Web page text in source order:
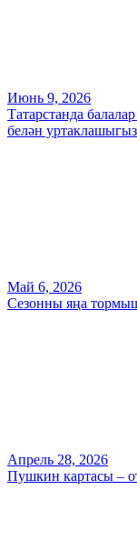
Июнь 9, 2026
Татарстанда
белән
Май 6, 2026
Сезонны яңа
Апрель 28, 2026
Пушкин картасы –